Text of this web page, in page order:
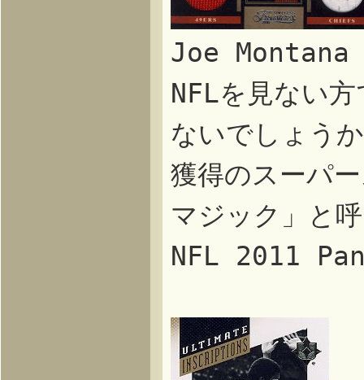
Joe Montana
NFLを見ない
ないでしょう
獲得のスーパ
マジック」と
NFL 2011